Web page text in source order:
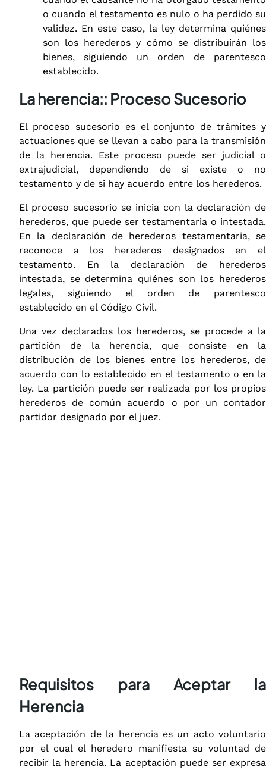
o cuando el testamento es nulo o ha perdido su
validez. En este caso, la ley determina quiénes
son los herederos y cómo se distribuirán los
bienes, siguiendo un orden de parentesco
establecido.
La herencia:: Proceso Sucesorio
El proceso sucesorio es el conjunto de trámites y
actuaciones que se llevan a cabo para la transmisión
de la herencia. Este proceso puede ser judicial o
extrajudicial, dependiendo de si existe o no
testamento y de si hay acuerdo entre los herederos.
El proceso sucesorio se inicia con la declaración de
herederos, que puede ser testamentaria o intestada.
En la declaración de herederos testamentaria, se
reconoce a los herederos designados en el
testamento. En la declaración de herederos
intestada, se determina quiénes son los herederos
legales, siguiendo el orden de parentesco
establecido en el Código Civil.
Una vez declarados los herederos, se procede a la
partición de la herencia, que consiste en la
distribución de los bienes entre los herederos, de
acuerdo con lo establecido en el testamento o en la
ley. La partición puede ser realizada por los propios
herederos de común acuerdo o por un contador
partidor designado por el juez.
Requisitos para Aceptar la
Herencia
La aceptación de la herencia es un acto voluntario
por el cual el heredero manifiesta su voluntad de
recibir la herencia. La aceptación puede ser expresa